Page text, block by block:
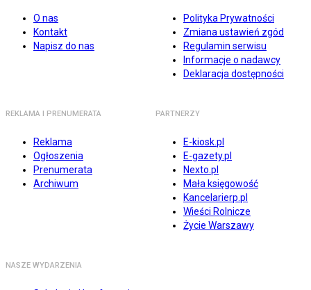
O nas
Kontakt
Napisz do nas
Polityka Prywatności
Zmiana ustawień zgód
Regulamin serwisu
Informacje o nadawcy
Deklaracja dostępności
REKLAMA I PRENUMERATA
Reklama
Ogłoszenia
Prenumerata
Archiwum
PARTNERZY
E-kiosk.pl
E-gazety.pl
Nexto.pl
Mała księgowość
Kancelarierp.pl
Wieści Rolnicze
Życie Warszawy
NASZE WYDARZENIA